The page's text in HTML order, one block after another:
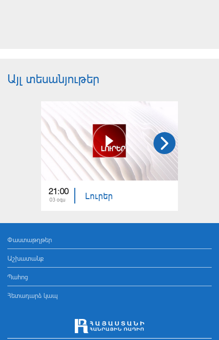
Այլ տեսանյութեր
21:00
03 օգս Լուրեր
Փաստաթղթեր
Աշխատանք
Պահոց
Հետադարձ կապ